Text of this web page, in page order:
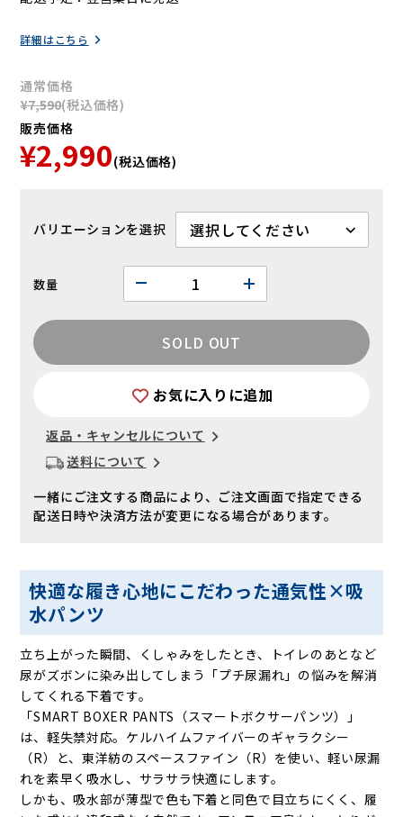
詳細はこちら
通常価格
¥7,590(税込価格)
販売価格
¥2,990(税込価格)
バリエーション
数量
SOLD OUT
お気に入りに追加
返品・キャンセルについて
送料について
一緒にご注文する商品により、ご注文画面で指定できる
配送日時や決済方法が変更になる場合があります。
快適な履き心地にこだわった通気性×吸
水パンツ
立ち上がった瞬間、くしゃみをしたとき、トイレのあとなど
尿がズボンに染み出してしまう「プチ尿漏れ」の悩みを解消
してくれる下着です。
「SMART BOXER PANTS（スマートボクサーパンツ）」
は、軽失禁対応。ケルハイムファイバーのギャラクシー
（R）と、東洋紡のスペースファイン（R）を使い、軽い尿漏
れを素早く吸水し、サラサラ快適にします。
しかも、吸水部が薄型で色も下着と同色で目立ちにくく、履